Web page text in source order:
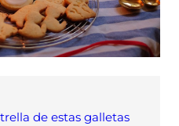
de estas galletas